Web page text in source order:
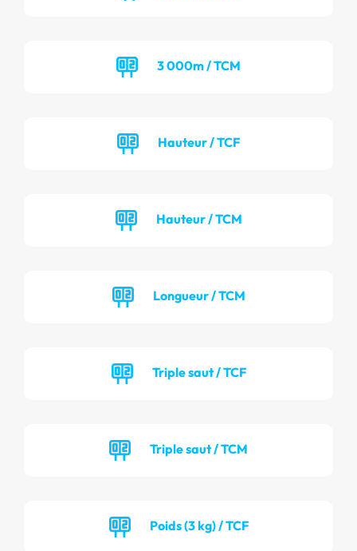
3 000m / TCM
Hauteur / TCF
Hauteur / TCM
Longueur / TCM
Triple saut / TCF
Triple saut / TCM
Poids (3 kg) / TCF